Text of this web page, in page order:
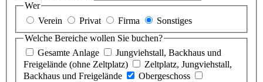
Wer
Verein
Privat Firma
Sonstiges
Welche Bereiche wollen Sie buchen?
Gesamte Anlage
Jungviehstall, Backhaus und
Freigelände (ohne Zeltplatz)
Zeltplatz, Jungviehstall,
Backhaus und Freigelände
Obergeschoss